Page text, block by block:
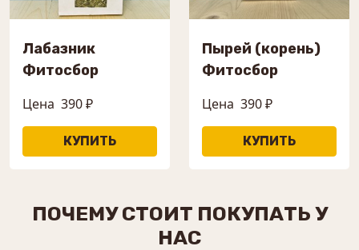
Лабазник
Фитосбор
Цена 390 ₽
Пырей (корень)
Фитосбор
Цена 390 ₽
ПОЧЕМУ СТОИТ ПОКУПАТЬ У
НАС